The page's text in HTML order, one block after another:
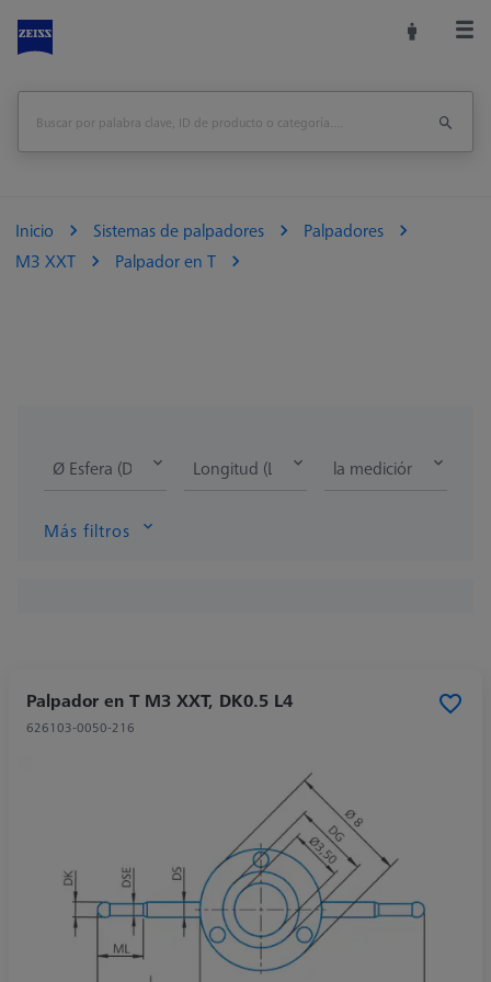
Inicio Sistemas de palpadores
Palpadores
M3 XXT
Palpador en T
Ø Esfera (DK) Longitud (L) la medición de la
Más filtros
Palpador en T M3 XXT, DK0.5 L4
626103-0050-216